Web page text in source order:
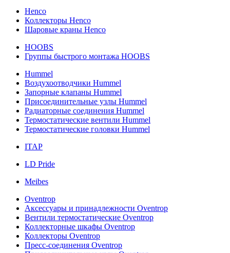
Henco
Коллекторы Henco
Шаровые краны Henco
HOOBS
Группы быстрого монтажа HOOBS
Hummel
Воздухоотводчики Hummel
Запорные клапаны Hummel
Присоединительные узлы Hummel
Радиаторные соединения Hummel
Термостатические вентили Hummel
Термостатические головки Hummel
ITAP
LD Pride
Meibes
Oventrop
Аксессуары и принадлежности Oventrop
Вентили термостатические Oventrop
Коллекторные шкафы Oventrop
Коллекторы Oventrop
Пресс-соединения Oventrop